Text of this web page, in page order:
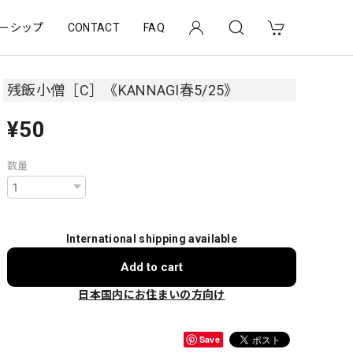
シップ CONTACT FAQ
残飯小僧［C］《KANNAGI春5/25》
¥50
数量
International shipping available
Add to cart
日本国内にお住まいの方向け
Save